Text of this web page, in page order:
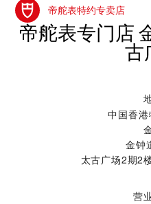
帝舵表特约专卖店
帝舵表专门店
古
中国香
金钟
太古广场2期2
营